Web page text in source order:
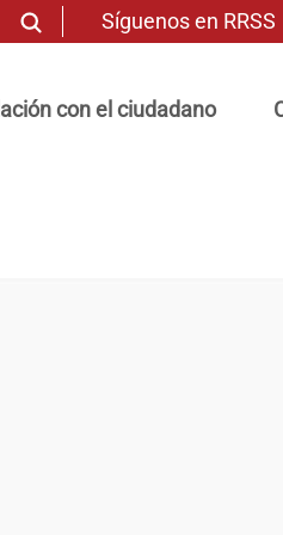
Síguenos en RRSS
con el ciudadano